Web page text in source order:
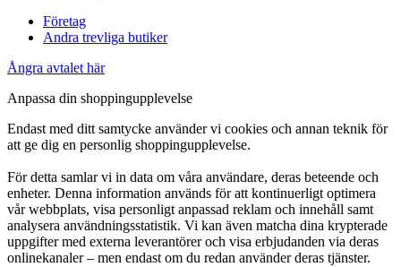
Företag
Andra trevliga butiker
Ångra avtalet här
Anpassa din shoppingupplevelse
Endast med ditt samtycke använder vi cookies och annan teknik för
att ge dig en personlig shoppingupplevelse.
För detta samlar vi in data om våra användare, deras beteende och
enheter. Denna information används för att kontinuerligt optimera
vår webbplats, visa personligt anpassad reklam och innehåll samt
analysera användningsstatistik. Vi kan även matcha dina krypterade
uppgifter med externa leverantörer och visa erbjudanden via deras
onlinekanaler – men endast om du redan använder deras tjänster.